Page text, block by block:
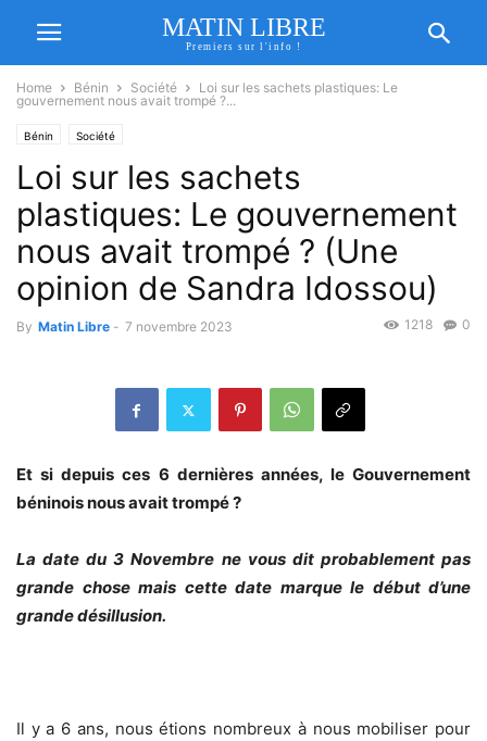
MATIN LIBRE
Premiers sur l'info !
Home Bénin Société
Loi sur les sachets plastiques: Le
gouvernement nous avait trompé ?...
Bénin Société
Loi sur les sachets
plastiques: Le gouvernement
nous avait trompé ? (Une
opinion de Sandra Idossou)
By Matin Libre - 7 novembre 2023 0
1218
Et si depuis ces 6 dernières années, le Gouvernement
béninois nous avait trompé ?
La date du 3 Novembre ne vous dit probablement pas
grande chose mais cette date marque le début d’une
grande désillusion.
Il y a 6 ans, nous étions nombreux à nous mobiliser pour